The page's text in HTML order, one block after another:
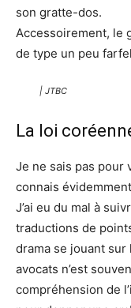
son gratte-dos.
Accessoirement, le
de type un peu
| JTBC
La loi
Je ne sais pas pour
connais
J’ai eu du mal à
traductions de
drama se jouant
avocats n’est
compréhension de